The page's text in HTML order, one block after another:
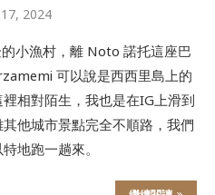
2024
小漁村，離 Noto 諾托這座巴
可以說是西西里島上的
相對陌生，我也是在IG上滑到
他城市景點完全不順路，我們
地跑一趟來。